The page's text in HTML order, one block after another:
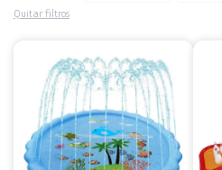
Quitar filtros
Fundas
Accesorios para el hogar
Herramientas
Muebles Infantiles